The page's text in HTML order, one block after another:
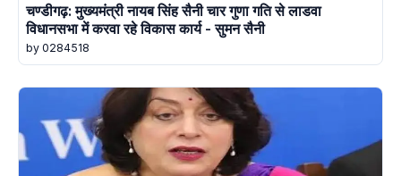
चण्डीगढ़: मुख्यमंत्री नायब सिंह सैनी चार गुणा गति से लाडवा
विधानसभा में करवा रहे विकास कार्य - सुमन सैनी
by 0284518